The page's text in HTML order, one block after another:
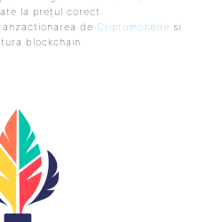
la prețul corect.
de Criptomonede si
blockchain.